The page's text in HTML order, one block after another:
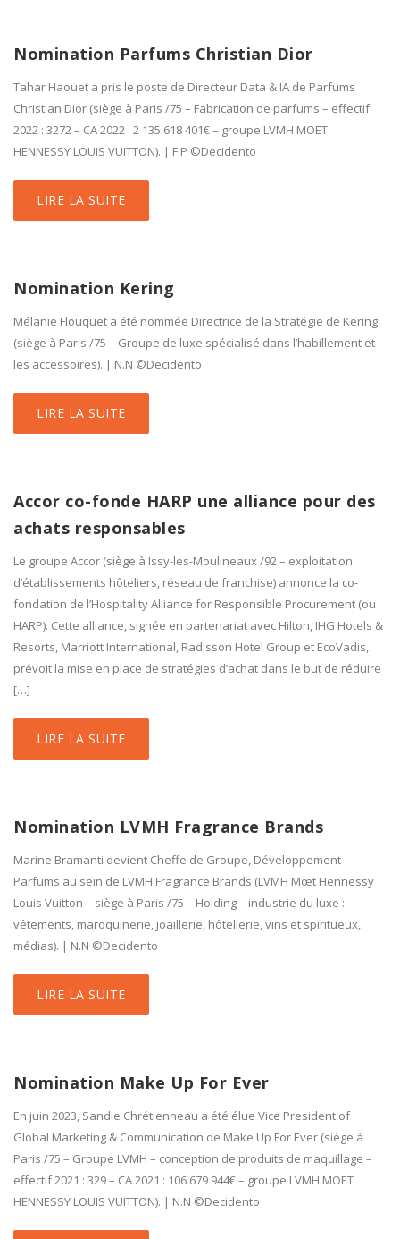
Nomination Parfums Christian Dior
Tahar Haouet a pris le poste de Directeur Data & IA de Parfums
Christian Dior (siège à Paris /75 – Fabrication de parfums – effectif
2022 : 3272 – CA 2022 : 2 135 618 401€ – groupe LVMH MOET
HENNESSY LOUIS VUITTON). | F.P ©Decidento
LIRE LA SUITE
Nomination Kering
Mélanie Flouquet a été nommée Directrice de la Stratégie de Kering
(siège à Paris /75 – Groupe de luxe spécialisé dans l’habillement et
les accessoires). | N.N ©Decidento
LIRE LA SUITE
Accor co-fonde HARP une alliance pour des
achats responsables
Le groupe Accor (siège à Issy-les-Moulineaux /92 – exploitation
d’établissements hôteliers, réseau de franchise) annonce la co-
fondation de l’Hospitality Alliance for Responsible Procurement (ou
HARP). Cette alliance, signée en partenariat avec Hilton, IHG Hotels &
Resorts, Marriott International, Radisson Hotel Group et EcoVadis,
prévoit la mise en place de stratégies d’achat dans le but de réduire
[…]
LIRE LA SUITE
Nomination LVMH Fragrance Brands
Marine Bramanti devient Cheffe de Groupe, Développement
Parfums au sein de LVMH Fragrance Brands (LVMH Mœt Hennessy
Louis Vuitton – siège à Paris /75 – Holding – industrie du luxe :
vêtements, maroquinerie, joaillerie, hôtellerie, vins et spiritueux,
médias). | N.N ©Decidento
LIRE LA SUITE
Nomination Make Up For Ever
En juin 2023, Sandie Chrétienneau a été élue Vice President of
Global Marketing & Communication de Make Up For Ever (siège à
Paris /75 – Groupe LVMH – conception de produits de maquillage –
effectif 2021 : 329 – CA 2021 : 106 679 944€ – groupe LVMH MOET
HENNESSY LOUIS VUITTON). | N.N ©Decidento